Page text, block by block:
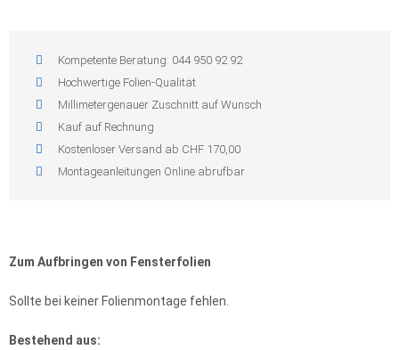
Kompetente Beratung: 044 950 92 92
Hochwertige Folien-Qualität
Millimetergenauer Zuschnitt auf Wunsch
Kauf auf Rechnung
Kostenloser Versand ab CHF 170,00
Montageanleitungen Online abrufbar
Zum Aufbringen von Fensterfolien
Sollte bei keiner Folienmontage fehlen.
Bestehend aus: